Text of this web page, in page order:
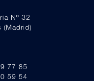
Nº 32
(Madrid)
77 85
59 54